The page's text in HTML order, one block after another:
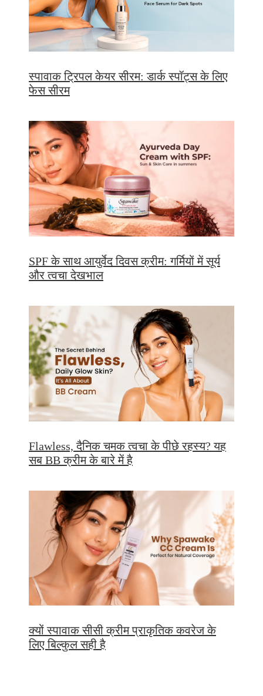
स्पावाक ट्रिपल केयर सीरम: डार्क स्पॉट्स के लिए
फेस सीरम
SPF के साथ आयुर्वेद दिवस क्रीम: गर्मियों में सूर्य
और त्वचा देखभाल
Flawless, दैनिक चमक त्वचा के पीछे रहस्य? यह
सब BB क्रीम के बारे में है
क्यों स्पावाक सीसी क्रीम प्राकृतिक कवरेज के
लिए बिल्कुल सही है